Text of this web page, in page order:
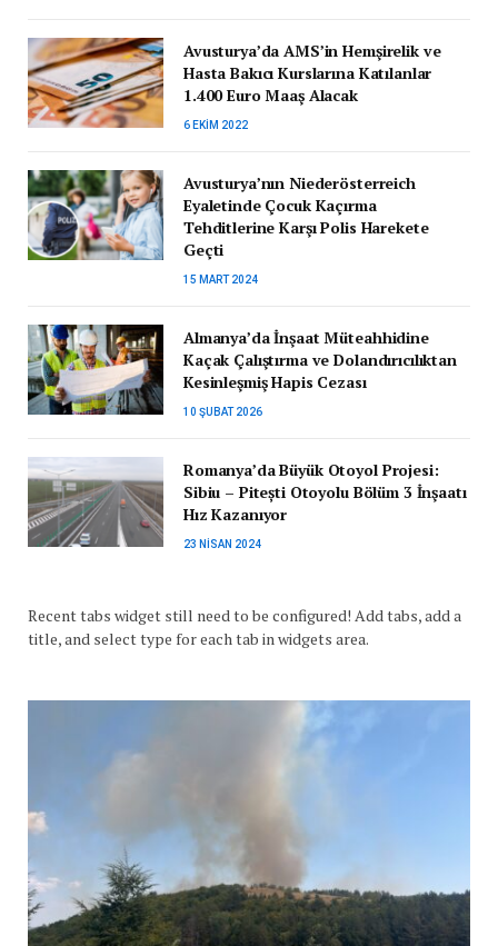
Avusturya’da AMS’in Hemşirelik ve
Hasta Bakıcı Kurslarına Katılanlar
1.400 Euro Maaş Alacak
6 EKIM 2022
Avusturya’nın Niederösterreich
Eyaletinde Çocuk Kaçırma
Tehditlerine Karşı Polis Harekete
Geçti
15 MART 2024
Almanya’da İnşaat Müteahhidine
Kaçak Çalıştırma ve Dolandırıcılıktan
Kesinleşmiş Hapis Cezası
10 ŞUBAT 2026
Romanya’da Büyük Otoyol Projesi:
Sibiu – Pitești Otoyolu Bölüm 3 İnşaatı
Hız Kazanıyor
23 NISAN 2024
Recent tabs widget still need to be configured! Add tabs, add a
title, and select type for each tab in widgets area.